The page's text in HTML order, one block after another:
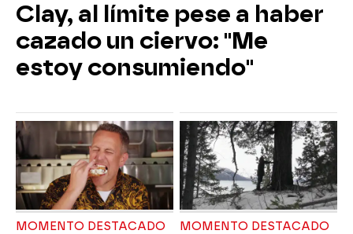
Clay, al límite pese a haber
cazado un ciervo: "Me
estoy consumiendo"
MOMENTO DESTACADO MOMENTO DESTACADO